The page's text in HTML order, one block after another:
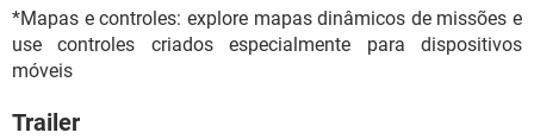
*Mapas e controles: explore mapas dinâmicos de missões e
use controles criados especialmente para dispositivos
móveis
Trailer